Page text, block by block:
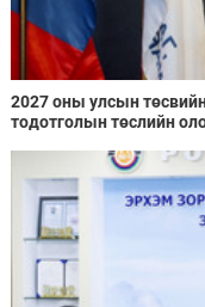
2027 оны улсын
тодотголын төслийн